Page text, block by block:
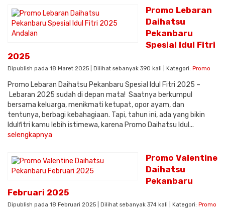
Promo Lebaran
Daihatsu
Pekanbaru
Spesial Idul Fitri
2025
Dipublish pada 18 Maret 2025 | Dilihat sebanyak 390 kali | Kategori: Promo
Promo Lebaran Daihatsu Pekanbaru Spesial Idul Fitri 2025 –
Lebaran 2025 sudah di depan mata! Saatnya berkumpul
bersama keluarga, menikmati ketupat, opor ayam, dan
tentunya, berbagi kebahagiaan. Tapi, tahun ini, ada yang bikin
Idulfitri kamu lebih istimewa, karena Promo Daihatsu Idul...
selengkapnya
Promo Valentine
Daihatsu
Pekanbaru
Februari 2025
Dipublish pada 18 Februari 2025 | Dilihat sebanyak 374 kali | Kategori: Promo